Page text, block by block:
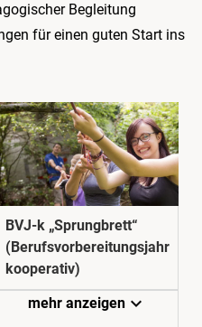
Begleitung
für einen guten Start ins
BVJ-k „Sprungbrett“
(Berufsvorbereitungsjahr
kooperativ)
mehr anzeigenexpand_more